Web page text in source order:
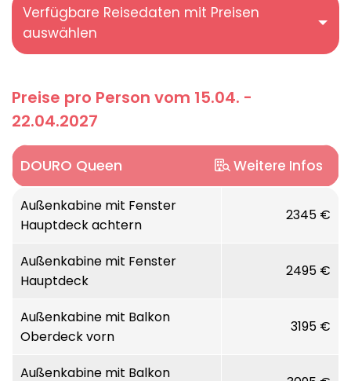
Verfügbare Reisedaten mit Preisen
auswählen
Preise pro Person vom 15.04. -
22.04.2027
DOURO Queen Weitere Infos
Willkommen an Bord unserer DOURO QUEEN,
wo Ihnen beste Aussichten garantiert sind!
genießen Sie die herrliche Landschaft des
portugiesischen Dourotals mit seinen
Weinterrassen. Der Pool an Deck lädt
zwischendurch zu einer erfrischenden
Komfort an Bord groß! Die stilvoll
Außenkabine mit Fenster
Hauptdeck achtern
2345 €
Außenkabine mit Fenster
Hauptdeck
2495 €
Außenkabine mit Balkon
Oberdeck vorn
3195 €
Außenkabine mit Balkon